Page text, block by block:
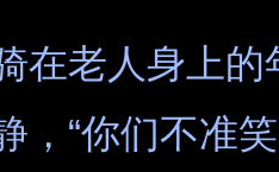
老人身上的
，“你们不准